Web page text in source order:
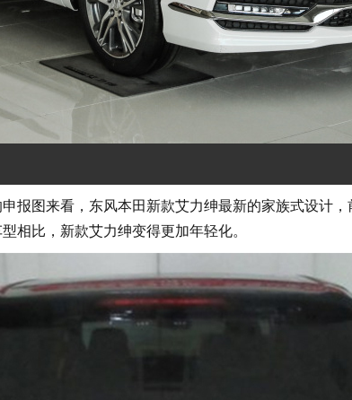
图来看，东风本田新款艾力绅最新的家族式设计，
相比，新款艾力绅变得更加年轻化。